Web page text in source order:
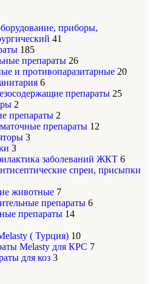
приборы,
41
185
препараты 26
и противопаразитарные 20
6
препараты 25
2
препараты 2
препараты 12
3
3
заболеваний ЖКТ 6
спреи, присыпки
животные 7
препараты 6
препараты 14
( Турция) 10
Melasty для КРС 7
для коз 3